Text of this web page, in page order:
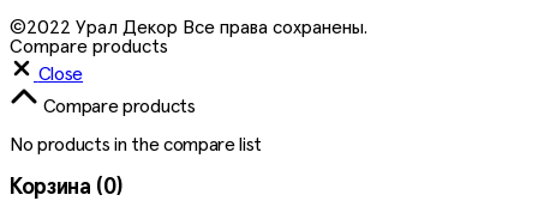
©2022 Урал Декор Все права сохранены.
Compare products
Close
Compare products
No products in the compare list
Корзина (0)